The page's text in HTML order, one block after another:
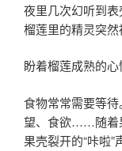
夜里几次幻听到
榴莲里的精灵突然
盼着榴莲成熟的心
食物常常需要等
望、食欲……随着
果壳裂开的“咔啦”